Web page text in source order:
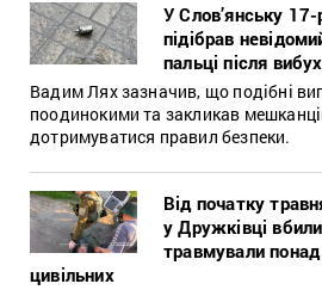
У Слов’янську 17-
підібрав
пальці після
Вадим Лях зазначив, що подібні
поодинокими та закликав
дотримуватися правил безпеки.
Від початку
у Дружківці
травмували
цивільних